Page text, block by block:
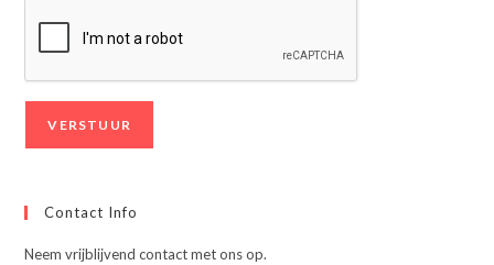
Contact Info
Neem vrijblijvend contact met ons op.